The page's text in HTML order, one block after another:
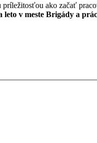
ako začať
leto v meste Brigády a